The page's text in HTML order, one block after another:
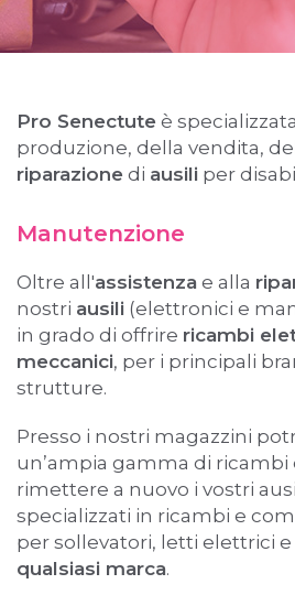
Pro Senectute è
produzione, della vendita,
riparazione di ausili per
Manutenzione
Oltre all'assistenza e alla
nostri ausili (elettronici e
in grado di offrire ricambi
meccanici, per i principali
strutture.
Presso i nostri magazzini
un’ampia gamma di
rimettere a nuovo i vostri
specializzati in ricambi e
per sollevatori, letti elettrici
qualsiasi marca.